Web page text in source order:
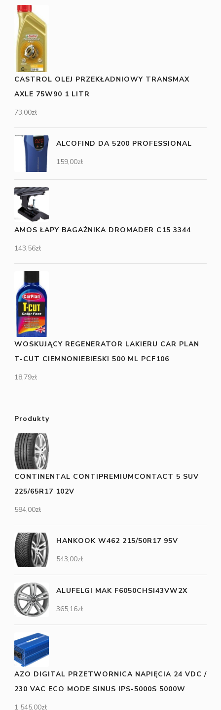
CASTROL OLEJ PRZEKŁADNIOWY TRANSMAX
AXLE 75W90 1 LITR
73,00zł
ALCOFIND DA 5200 PROFESSIONAL
159,00zł
AMOS ŁAPY BAGAŻNIKA DROMADER C15 3344
143,56zł
WOSKUJĄCY REGENERATOR LAKIERU CAR PLAN
T-CUT CIEMNONIEBIESKI 500 ML PCF106
18,79zł
Produkty
CONTINENTAL CONTIPREMIUMCONTACT 5 SUV
225/65R17 102V
584,00zł
HANKOOK W462 215/50R17 95V
543,00zł
ALUFELGI MAK F6050CHSI43VW2X
365,16zł
AZO DIGITAL PRZETWORNICA NAPIĘCIA 24 VDC /
230 VAC ECO MODE SINUS IPS-5000S 5000W
1 545,00zł